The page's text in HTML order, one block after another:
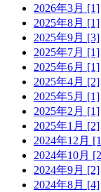
2026年3月 [1]
2025年8月 [1]
2025年9月 [3]
2025年7月 [1]
2025年6月 [1]
2025年4月 [2]
2025年5月 [1]
2025年2月 [1]
2025年1月 [2]
2024年12月
2024年10月
2024年9月 [2]
2024年8月 [4]